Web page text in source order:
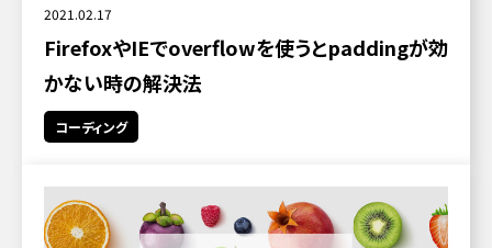
2021.02.17
FirefoxやIEでoverflowを使うとpaddingが効
かない時の解決法
コーディング